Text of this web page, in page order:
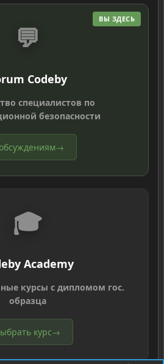
ВЫ ЗДЕСЬ
💬
Codeby
специалистов по
безопасности
→
🎓
Academy
курсы с дипломом гос.
образца
курс→